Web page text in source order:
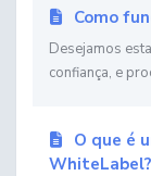
Como
Desejamos
confiança, e
O que é
WhiteLabel?